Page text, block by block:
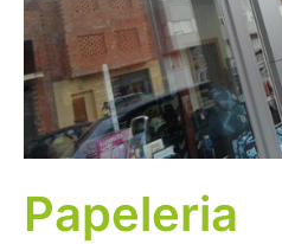
Papeleria